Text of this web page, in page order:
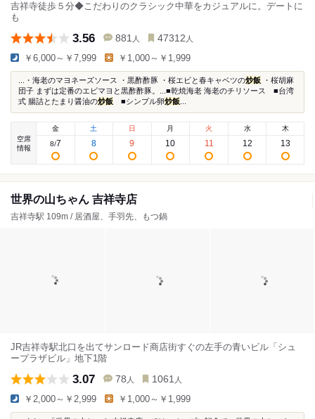
吉祥寺徒歩５分◆こだわりのクラシック中華をカジュアルに。デートに
も
3.56 881 人 47312 人
￥6,000～￥7,999 ￥1,000～￥1,999
...・海老のマヨネーズソース ・黒酢酢豚 ・桜エビと春キャベツの炒飯 ・桜胡麻
団子 まずは定番のエビマヨと黒酢酢豚。...■乾焼海老 海老のチリソース ■台湾
式 腸詰とたまり醤油の炒飯 ■シンプル卵炒飯
空席
情報
金
8/7
土
8
日
9
月
10
火
11
水
12
木
13
世界の山ちゃん 吉祥寺店
吉祥寺駅 109m / 居酒屋、手羽先、もつ鍋
JR吉祥寺駅北口を出てサンロード商店街すぐの左手の青いビル「シュ
ープラザビル」地下1階
3.07 78 人 1061 人
￥2,000～￥2,999 ￥1,000～￥1,999